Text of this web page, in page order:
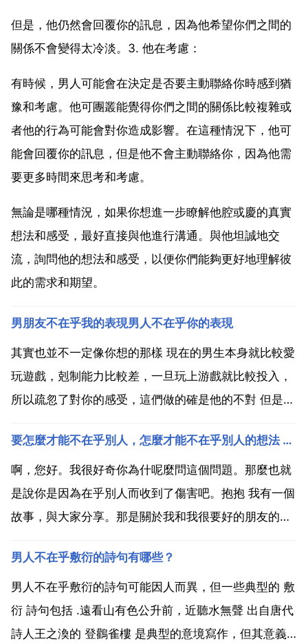
但是，他仍然會回覆你的訊息，因為他希望你們之間的
關係不會變得太冷淡。3. 他在考慮：
有時候，男人可能會在決定是否要主動聯絡你時感到猶
豫和考慮。他可團叢能覺得你們之間的關係比較複雜或
者他的行為可能會對你造成影響。在這種情況下，他可
能會回覆你的訊息，但是他不會主動聯絡你，因為他需
要更多時間來思考和考慮。
無論是哪種情況，如果你想進一步瞭解他腔或慶的真實
想法和感受，最好直接與他進行溝通。與他坦誠地交
流，詢問他的想法和感受，以便你們能夠更好地理解彼
此的需求和期望。
男朋友不在乎我的表現男人不在乎你的表現
其實也並不一定像你想的那樣 現在的男生本身就比較愛
玩遊戲，剋制能力比較差，一旦玩上游戲就比較投入，
所以疏忽了對你的感受，這們做的確是他的不對 但是並
而他的愛好就是玩遊戲，我個人覺得你應該找個時間跟
他好好溝通一下，談談彼此之間的感受，告訴他，他在
玩遊戲...
要怎麼才能不在乎別人，怎麼才能不在乎別人的想法 怎麼讓自己不去在意那麼多
啊，您好。我很好奇你為什呢麼問這個問題。那麼也就
是說你是因為在乎別人而收到了傷害吧。抱抱 我有一個
故事，與大家分享。那是關於我和我很要好的朋友的故
引人注目。嘶 他應該是渴望得到別人注意與認同的。他
還非常任性，從小至今都如此。小時候他與他的父母吵
架，離家...
男人不在乎敷衍的詩句有哪些？
男人不在乎敷衍的詩句可能因人而異，但一些典型的 敷
衍 詩句包括 .遠看山有色公升前，近聽水無聲 出自唐代
詩人王之渙的 登鸛雀樓 是典型的意境寫作，但其意義